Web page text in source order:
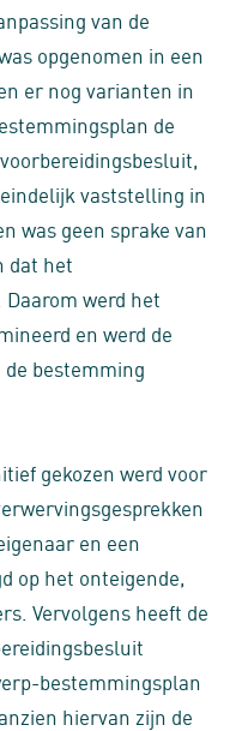
van de
opgenomen in een
er nog varianten in
de
vaststelling in
was geen sprake van
dat het
werd het
en werd de
de bestemming
gekozen werd voor
en een
op het onteigende,
Vervolgens heeft de
bestemmingsplan
hiervan zijn de